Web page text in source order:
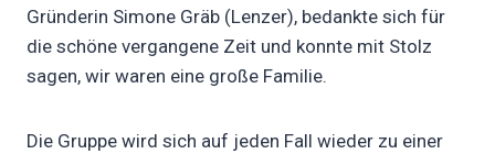
Gründerin Simone Gräb (Lenzer), bedankte sich für
die schöne vergangene Zeit und konnte mit Stolz
sagen, wir waren eine große Familie.
Die Gruppe wird sich auf jeden Fall wieder zu einer